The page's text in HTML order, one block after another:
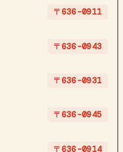
〒636-0911
〒636-0943
〒636-0931
〒636-0945
〒636-0914